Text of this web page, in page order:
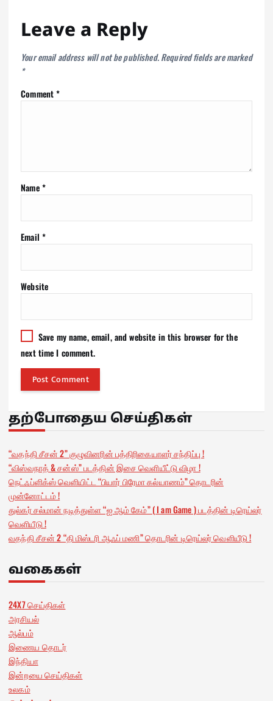
Leave a Reply
Your email address will not be published.Required fields are marked
*
Comment*
Name*
Email *
Website
Save my name, email, and website in this browser for the
next time I comment.
தற்போதைய செய்திகள்
“வதந்தி சீசன் 2” குழுவினரின் பத்திரிகையாளர் சந்திப்பு !
“விஸ்வநாத் & சன்ஸ்” படத்தின் இசை வெளியீட்டு விழா !
நெட்ஃப்ளிக்ஸ் வெளியிட்ட “பியார் பிரேமா கல்யாணம்” தொடரின்
முன்னோட்டம் !
துல்கர் சல்மான் நடித்துள்ள “ஐ ஆம் கேம்” ( I am Game ) படத்தின் டிரெய்லர்
வெளியீடு !
வதந்தி சீசன் 2 “தி மிஸ்டரி ஆஃப் மணி” தொடரின் டிரெய்லர் வெளியீடு !
வகைகள்
24X7 செய்திகள்
அரசியல்
ஆல்பம்
இணைய தொடர்
இந்தியா
இன்றயை செய்திகள்
உலகம்